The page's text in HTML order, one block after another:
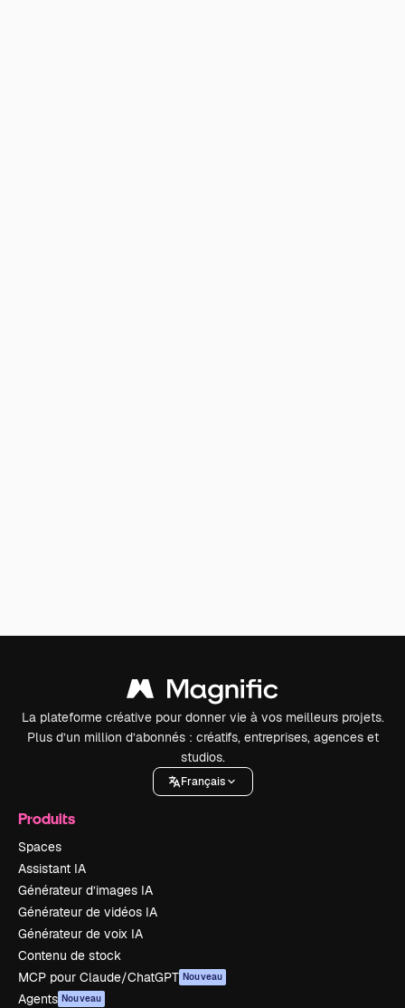
La plateforme créative pour donner vie à vos meilleurs projets.
Plus d’un million d’abonnés : créatifs, entreprises, agences et
studios.
Français
Produits
Spaces
Assistant IA
Générateur d’images IA
Générateur de vidéos IA
Générateur de voix IA
Contenu de stock
MCP pour Claude/ChatGPT Nouveau
Agents Nouveau